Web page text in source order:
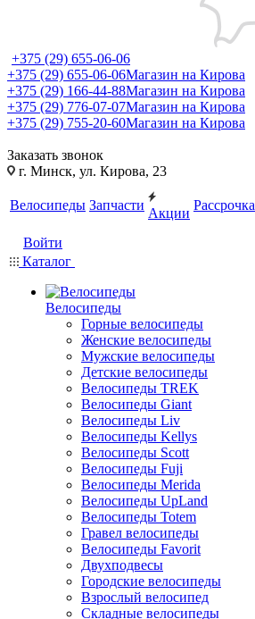
+375 (29) 655-06-06
+375 (29) 655-06-06Магазин на Кирова
+375 (29) 166-44-88Магазин на Кирова
+375 (29) 776-07-07Магазин на Кирова
+375 (29) 755-20-60Магазин на Кирова
Заказать звонок
г. Минск, ул. Кирова, 23
Велосипеды Запчасти
Акции
Рассрочка
Войти
Каталог
Велосипеды
Горные велосипеды
Женские велосипеды
Мужские велосипеды
Детские велосипеды
Велосипеды TREK
Велосипеды Giant
Велосипеды Liv
Велосипеды Kellys
Велосипеды Scott
Велосипеды Fuji
Велосипеды Merida
Велосипеды UpLand
Велосипеды Totem
Гравел велосипеды
Велосипеды Favorit
Двухподвесы
Городские велосипеды
Взрослый велосипед
Складные велосипеды